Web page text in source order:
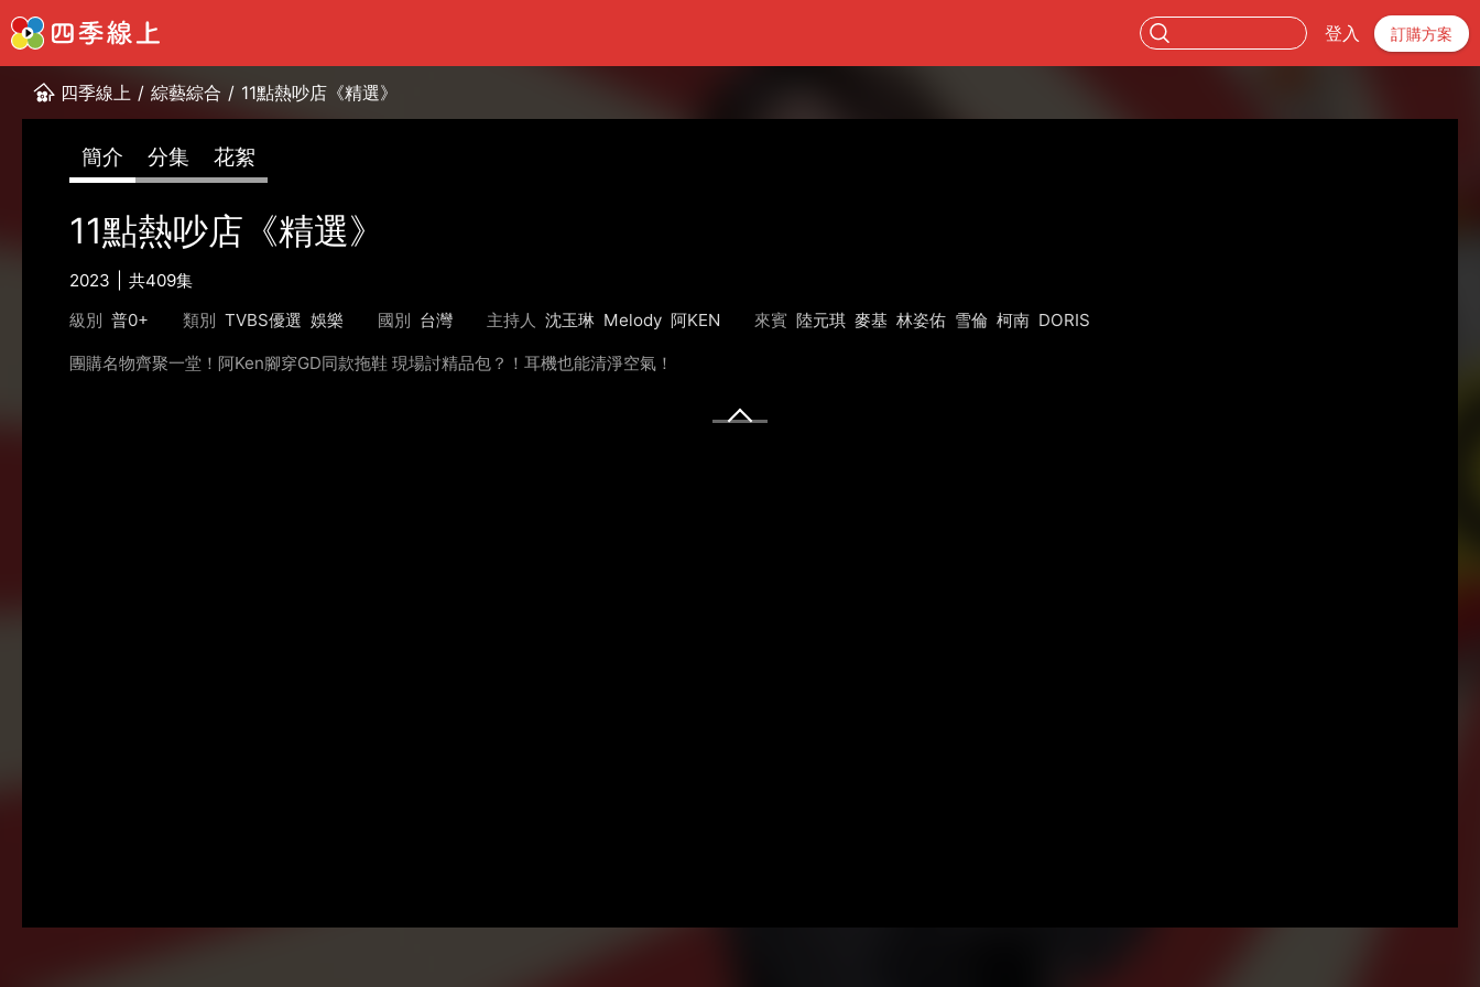
登入 訂購方案
四季線上 / 綜藝綜合 / 11點熱吵店《精選》
簡介 分集 花絮
11點熱吵店《精選》
2023
共409集
級別 普0+ 類別 TVBS優選 娛樂 國別 台灣 主持人 沈玉琳 Melody 阿KEN 來賓 陸元琪 麥基 林姿佑 雪倫 柯南 DORIS
團購名物齊聚一堂！阿Ken腳穿GD同款拖鞋 現場討精品包？！耳機也能清淨空氣！